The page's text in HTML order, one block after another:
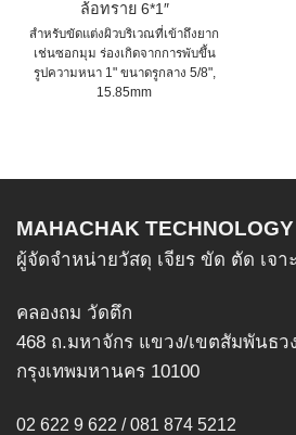
ล้อทราย 6*1″
สำหรับขัดแต่งผิวบริเวณที่เข้าถึงยาก
เช่นซอกมุม ร่องเกิดจากการพับขึ้น
รูปความหนา 1" ขนาดรูกลาง 5/8",
15.85mm
The
options
be
chosen
on
MAHACHAK
ผู้จัดจำหน่ายวัสดุ เจียร ขัด ตัด เจาะ
คลองถม วัดตึก
468 ถ.มหาจักร แขวง/เขตสัมพันธว
กรุงเทพมหานคร 10100
02 622 9 622 / 081 874 5212